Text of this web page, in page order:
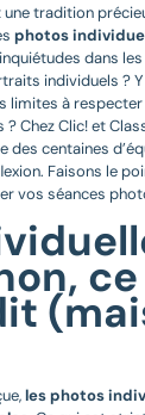
une tradition
photos
dans
individuels ?
limites à
Chez Clic! et
des centaines
Faisons le
vos séances
ce
les photos